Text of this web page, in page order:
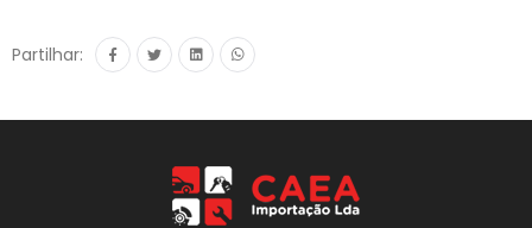
Partilhar: